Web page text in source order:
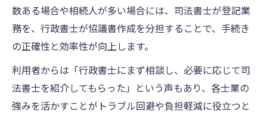
数ある場合や相続人が多い場合には、司法書士が登記業
務を、行政書士が協議書作成を分担することで、手続き
の正確性と効率性が向上します。
利用者からは「行政書士にまず相談し、必要に応じて司
法書士を紹介してもらった」という声もあり、各士業の
強みを活かすことがトラブル回避や負担軽減に役立つと